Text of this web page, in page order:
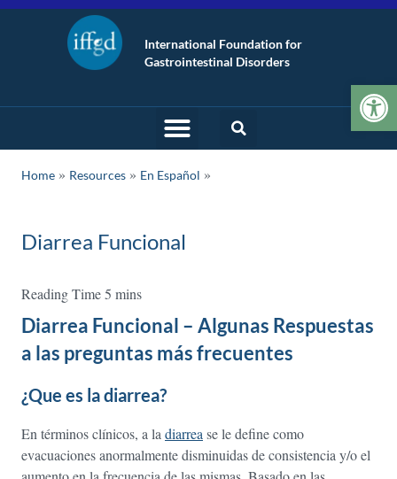
International Foundation for
Gastrointestinal Disorders
Home » Resources » En Español
Diarrea Funcional
Diarrea Funcional – Algunas Respuestas
a las preguntas más frecuentes
¿Que es la diarrea?
En términos clínicos, a la diarrea se le define como
evacuaciones anormalmente disminuidas de consistencia y/o el